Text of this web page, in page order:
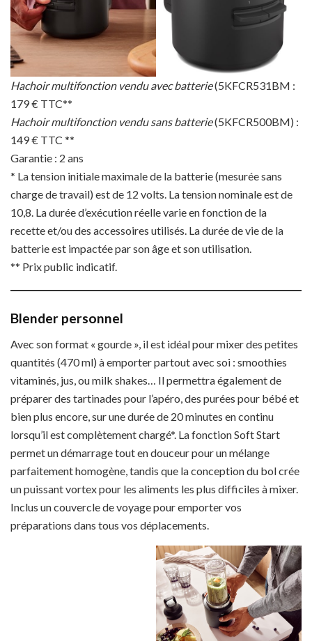
Hachoir multifonction vendu avec batterie(5KFCR531BM :
179 € TTC**
Hachoir multifonction vendu sans batterie(5KFCR500BM) :
149 € TTC **
Garantie : 2 ans
* La tension initiale maximale de la batterie (mesurée sans
charge de travail) est de 12 volts. La tension nominale est de
10,8. La durée d’exécution réelle varie en fonction de la
recette et/ou des accessoires utilisés. La durée de vie de la
batterie est impactée par son âge et son utilisation.
** Prix public indicatif.
Blender personnel
Avec son format « gourde », il est idéal pour mixer des petites
quantités (470 ml) à emporter partout avec soi : smoothies
vitaminés, jus, ou milk shakes… Il permettra également de
préparer des tartinades pour l’apéro, des purées pour bébé et
bien plus encore, sur une durée de 20 minutes en continu
lorsqu’il est complètement chargé*. La fonction Soft Start
permet un démarrage tout en douceur pour un mélange
parfaitement homogène, tandis que la conception du bol crée
un puissant vortex pour les aliments les plus difficiles à mixer.
Inclus un couvercle de voyage pour emporter vos
préparations dans tous vos déplacements.